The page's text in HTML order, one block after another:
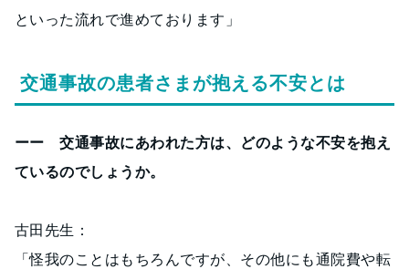
といった流れで進めております」
交通事故の患者さまが抱える不安とは
ーー 交通事故にあわれた方は、どのような不安を抱え
ているのでしょうか。
古田先生：
「怪我のことはもちろんですが、その他にも通院費や転